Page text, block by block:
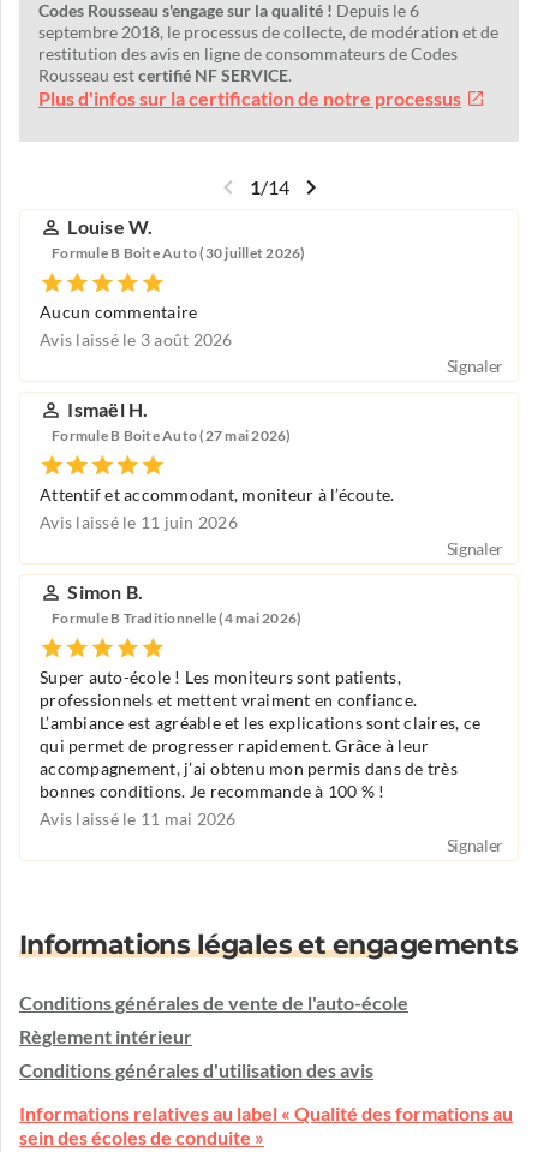
Codes Rousseau s'engage sur la qualité ! Depuis le 6
septembre 2018, le processus de collecte, de modération et de
restitution des avis en ligne de consommateurs de Codes
Rousseau estcertifié NF SERVICE.
Plus d'infos sur la certification de notre processus
1/14
Louise W.
Formule B Boite Auto (30 juillet 2026)
Aucun commentaire
Avis laissé le 3 août 2026
Signaler
Ismaël H.
Formule B Boite Auto (27 mai 2026)
Attentif et accommodant, moniteur à l’écoute.
Avis laissé le 11 juin 2026
Signaler
Simon B.
Formule B Traditionnelle (4 mai 2026)
Super auto-école ! Les moniteurs sont patients,
professionnels et mettent vraiment en confiance.
L’ambiance est agréable et les explications sont claires, ce
qui permet de progresser rapidement. Grâce à leur
accompagnement, j’ai obtenu mon permis dans de très
bonnes conditions. Je recommande à 100 % !
Avis laissé le 11 mai 2026
Signaler
Informations légales et engagements
Conditions générales de vente de l'auto-école
Règlement intérieur
Conditions générales d'utilisation des avis
Informations relatives au label « Qualité des formations au
sein des écoles de conduite »